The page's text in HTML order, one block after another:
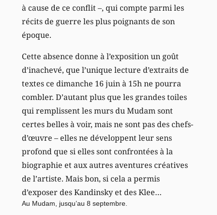
à cause de ce conflit –, qui compte parmi les
récits de guerre les plus poignants de son
époque.
Cette absence donne à l’exposition un goût
d’inachevé, que l’unique lecture d’extraits de
textes ce dimanche 16 juin à 15h ne pourra
combler. D’autant plus que les grandes toiles
qui remplissent les murs du Mudam sont
certes belles à voir, mais ne sont pas des chefs-
d’œuvre – elles ne développent leur sens
profond que si elles sont confrontées à la
biographie et aux autres aventures créatives
de l’artiste. Mais bon, si cela a permis
d’exposer des Kandinsky et des Klee…
Au Mudam, jusqu’au 8 septembre.